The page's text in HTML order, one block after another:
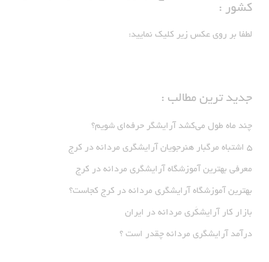
کشور :
لطفا بر روی عکس زیر کلیک نمایید:
جدید ترین مطالب :
چند ماه طول می‌کشد آرایشگر حرفه‌ای شویم؟
5 اشتباه مرگبار هنرجویان آرایشگری مردانه در کرج
معرفی بهترین آموزشگاه آرایشگری مردانه در کرج
بهترین آموزشگاه آرایشگری مردانه در کرج کجاست؟
بازار كار آرايشكَرى مردانه در ايران
درآمد آرایشگری مردانه چقدر است ؟